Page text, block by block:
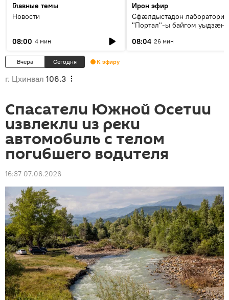
Главные темы
Новости
08:00 4 мин
Ирон эфир
Сфæлдыстадон лаборатори
"Портал"-ы байгом уыдзæн
Æхсары куыстыты равдыст
08:04 26 мин
Вчера Сегодня К эфиру
г. Цхинвал 106.3
Спасатели Южной Осетии
извлекли из реки
автомобиль с телом
погибшего водителя
16:37 07.06.2026